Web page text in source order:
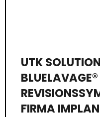
UTK
FIRMA